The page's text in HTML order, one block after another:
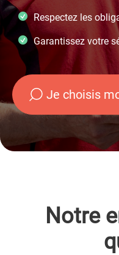
Respectez les
Garantissez votre
Je choisis
Notre